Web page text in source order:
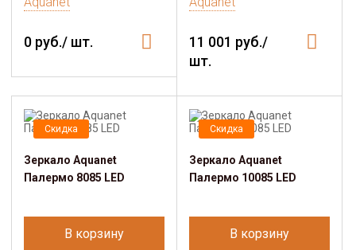
0 руб./ шт.
11 001 руб./
шт.
Скидка
Зеркало Aquanet
Палермо 8085 LED
В корзину
Скидка
Зеркало Aquanet
Палермо 10085 LED
В корзину